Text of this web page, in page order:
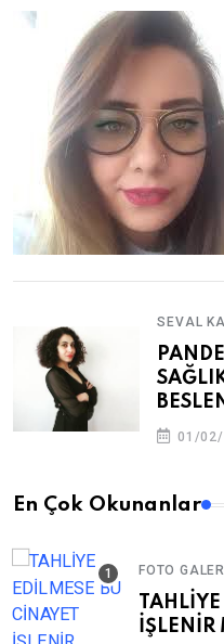
SEVAL
01/02/
En Çok Okunanlar
FOTO
İŞLENİR